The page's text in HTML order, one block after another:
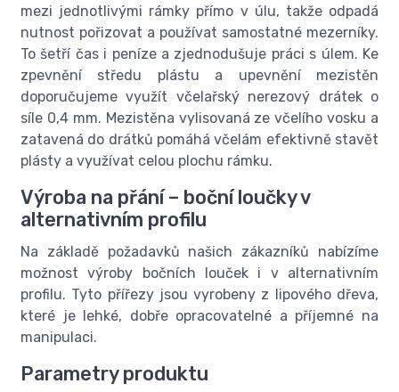
mezi jednotlivými rámky přímo v úlu, takže odpadá
nutnost pořizovat a používat samostatné mezerníky.
To šetří čas i peníze a zjednodušuje práci s úlem. Ke
zpevnění středu plástu a upevnění mezistěn
doporučujeme využít včelařský nerezový drátek o
síle 0,4 mm. Mezistěna vylisovaná ze včelího vosku a
zatavená do drátků pomáhá včelám efektivně stavět
plásty a využívat celou plochu rámku.
Výroba na přání – boční loučky v
alternativním profilu
Na základě požadavků našich zákazníků nabízíme
možnost výroby bočních louček i v alternativním
profilu. Tyto přířezy jsou vyrobeny z lipového dřeva,
které je lehké, dobře opracovatelné a příjemné na
manipulaci.
Parametry produktu